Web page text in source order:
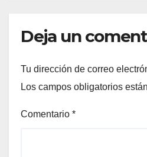
Deja un
Tu dirección de correo
Los campos obligatorios
Comentario *